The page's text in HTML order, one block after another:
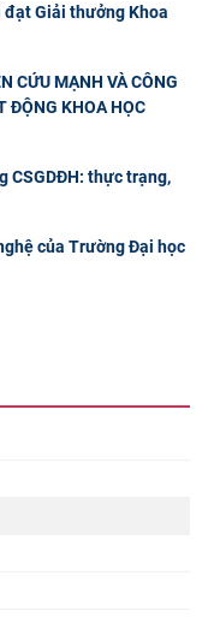
đạt Giải thưởng Khoa
CỨU MẠNH VÀ CÔNG
ĐỘNG KHOA HỌC
CSGDĐH: thực trạng,
của Trường Đại học